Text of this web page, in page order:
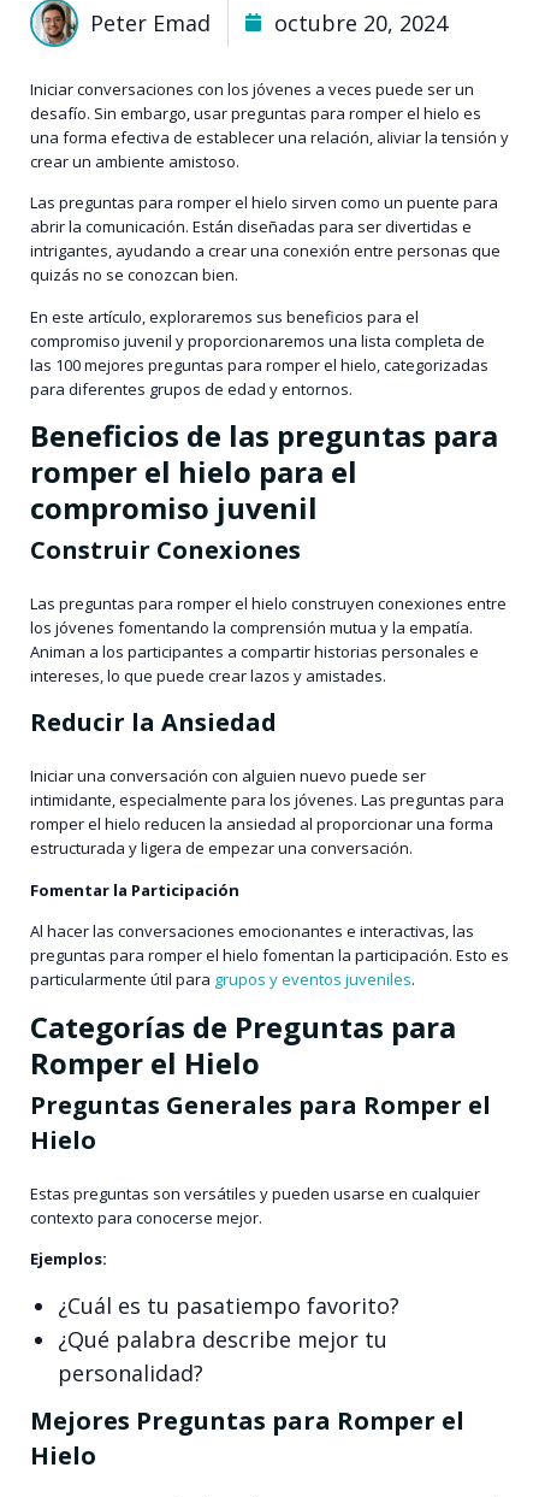
Peter Emad octubre 20, 2024
Iniciar conversaciones con los jóvenes a veces puede ser un
desafío. Sin embargo, usar preguntas para romper el hielo es
una forma efectiva de establecer una relación, aliviar la tensión y
crear un ambiente amistoso.
Las preguntas para romper el hielo sirven como un puente para
abrir la comunicación. Están diseñadas para ser divertidas e
intrigantes, ayudando a crear una conexión entre personas que
quizás no se conozcan bien.
En este artículo, exploraremos sus beneficios para el
compromiso juvenil y proporcionaremos una lista completa de
las 100 mejores preguntas para romper el hielo, categorizadas
para diferentes grupos de edad y entornos.
Beneficios de las preguntas para
romper el hielo para el
compromiso juvenil
Construir Conexiones
Las preguntas para romper el hielo construyen conexiones entre
los jóvenes fomentando la comprensión mutua y la empatía.
Animan a los participantes a compartir historias personales e
intereses, lo que puede crear lazos y amistades.
Reducir la Ansiedad
Iniciar una conversación con alguien nuevo puede ser
intimidante, especialmente para los jóvenes. Las preguntas para
romper el hielo reducen la ansiedad al proporcionar una forma
estructurada y ligera de empezar una conversación.
Fomentar la Participación
Al hacer las conversaciones emocionantes e interactivas, las
preguntas para romper el hielo fomentan la participación. Esto es
particularmente útil para grupos y eventos juveniles.
Categorías de Preguntas para
Romper el Hielo
Preguntas Generales para Romper el
Hielo
Estas preguntas son versátiles y pueden usarse en cualquier
contexto para conocerse mejor.
Ejemplos:
¿Cuál es tu pasatiempo favorito?
¿Qué palabra describe mejor tu
personalidad?
Mejores Preguntas para Romper el
Hielo